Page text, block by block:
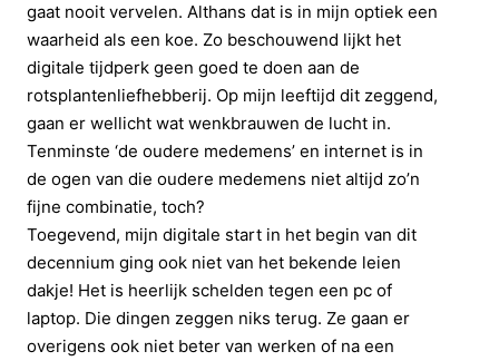
gaat nooit vervelen. Althans dat is in mijn optiek een
waarheid als een koe. Zo beschouwend lijkt het
digitale tijdperk geen goed te doen aan de
rotsplantenliefhebberij. Op mijn leeftijd dit zeggend,
gaan er wellicht wat wenkbrauwen de lucht in.
Tenminste ‘de oudere medemens’ en internet is in
de ogen van die oudere medemens niet altijd zo’n
fijne combinatie, toch?
Toegevend, mijn digitale start in het begin van dit
decennium ging ook niet van het bekende leien
dakje! Het is heerlijk schelden tegen een pc of
laptop. Die dingen zeggen niks terug. Ze gaan er
overigens ook niet beter van werken of na een